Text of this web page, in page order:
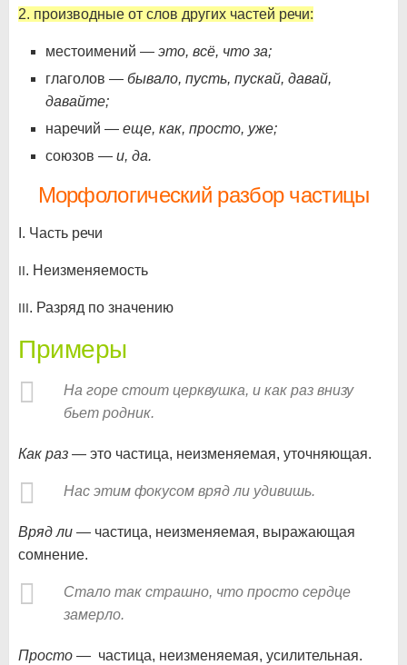
2. производные от слов других частей речи:
местоимений — это, всё, что за;
глаголов — бывало, пусть, пускай, давай,
давайте;
наречий — еще, как, просто, уже;
союзов — и, да.
Морфологический разбор частицы
I. Часть речи
II. Неизменяемость
III. Разряд по значению
Примеры
На горе стоит церквушка, и как раз внизу
бьет родник.
Как раз — это частица, неизменяемая, уточняющая.
Нас этим фокусом вряд ли удивишь.
Вряд ли — частица, неизменяемая, выражающая
сомнение.
Стало так страшно, что просто сердце
замерло.
Просто — частица, неизменяемая, усилительная.